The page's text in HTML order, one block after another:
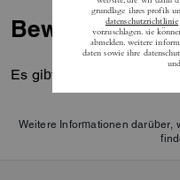
Bewertungen
Es gibt noch keine
Weitere Informationen darüber,